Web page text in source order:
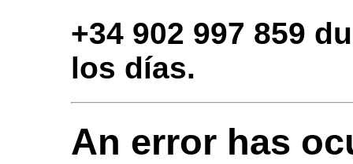
+34 902 997 859
los días.
An error has